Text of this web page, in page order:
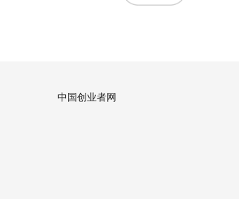
中国创业者网